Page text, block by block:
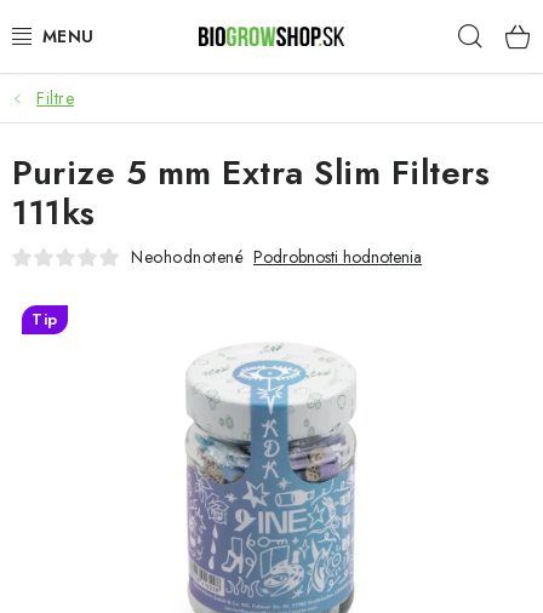
na
PESTOVANIE
HEADSHOP
SEMENÁ
50% ZĽAVA NA SEMENÁ
Platba a dodanie
Podmienky ochrany osobných údajov
Obchodné podmienky
Veľkoobchod
Formulár na odstúpenie od zmluvy
Filtre
Purize 5 mm Extra Slim Filters
111ks
Neohodnotené Podrobnosti hodnotenia
Tip